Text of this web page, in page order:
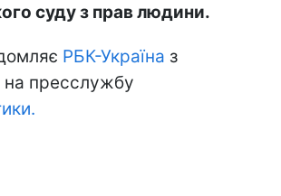
суду з прав людини.
РБК-Україна з
пресслужбу